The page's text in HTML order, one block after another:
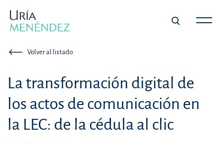
Volver al listado
La transformación digital de
los actos de comunicación en
la LEC: de la cédula al clic